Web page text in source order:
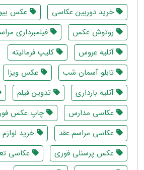
خرید دوربین عکاسی
عکس
روتوش عکس
فیلمبرداری
آتلیه عروس
کلیپ فرمالیته
تابلو آسمان شب
عکس ویزا
آتلیه بارداری
تدوین فیلم
عکاسی مدارس
چاپ عکس
عکاسی مراسم عقد
خرید
عکس پرسنلی فوری
عکاسی